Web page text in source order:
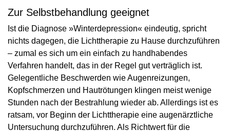
Zur Selbstbehandlung geeignet
Ist die Diagnose »Winterdepression« eindeutig, spricht
nichts dagegen, die Lichttherapie zu Hause durchzuführen
– zumal es sich um ein einfach zu handhabendes
Verfahren handelt, das in der Regel gut verträglich ist.
Gelegentliche Beschwerden wie Augenreizungen,
Kopfschmerzen und Hautrötungen klingen meist wenige
Stunden nach der Bestrahlung wieder ab. Allerdings ist es
ratsam, vor Beginn der Lichttherapie eine augenärztliche
Untersuchung durchzuführen. Als Richtwert für die